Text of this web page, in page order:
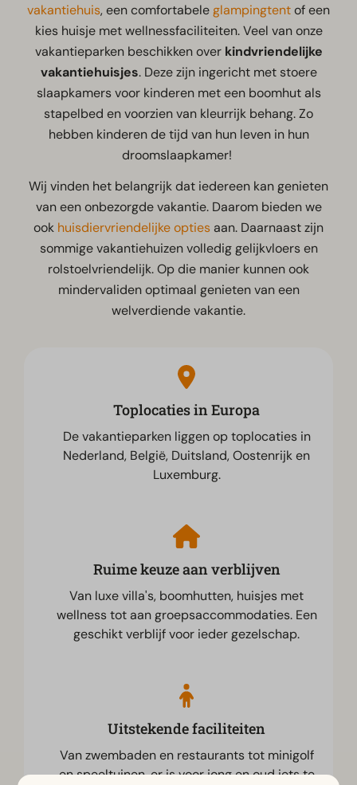
vakantiehuis, een comfortabeleglampingtentof een
kies huisje met wellnessfaciliteiten. Veel van onze
vakantieparken beschikken over kindvriendelijke
vakantiehuisjes. Deze zijn ingericht met stoere
slaapkamers voor kinderen met een boomhut als
stapelbed en voorzien van kleurrijk behang. Zo
hebben kinderen de tijd van hun leven in hun
droomslaapkamer!
Wij vinden het belangrijk dat iedereen kan genieten
van een onbezorgde vakantie. Daarom bieden we
ook huisdiervriendelijke optiesaan. Daarnaast zijn
sommige vakantiehuizen volledig gelijkvloers en
rolstoelvriendelijk. Op die manier kunnen ook
mindervaliden optimaal genieten van een
welverdiende vakantie.
Toplocaties in Europa
De vakantieparken liggen op toplocaties in
Nederland, België, Duitsland, Oostenrijk en
Luxemburg.
Ruime keuze aan verblijven
Van luxe villa's, boomhutten, huisjes met
wellness tot aan groepsaccommodaties. Een
geschikt verblijf voor ieder gezelschap.
Uitstekende faciliteiten
Van zwembaden en restaurants tot minigolf
en speeltuinen, er is voor jong en oud iets te